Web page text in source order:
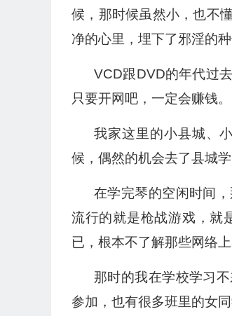
候，那时候虽然小，也不
净的心里，埋下了邪淫的种
VCD跟DVD的年代过
只要开网吧，一定会赚钱。
我家这里的小县城、
候，偶然的机会去了县城
在学完琴的空闲时间
流行的就是枪战游戏，就
已，根本不了解那些网络
那时的我在学校学习
参加，也有很多班里的女同